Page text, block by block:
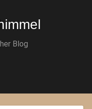
Blog